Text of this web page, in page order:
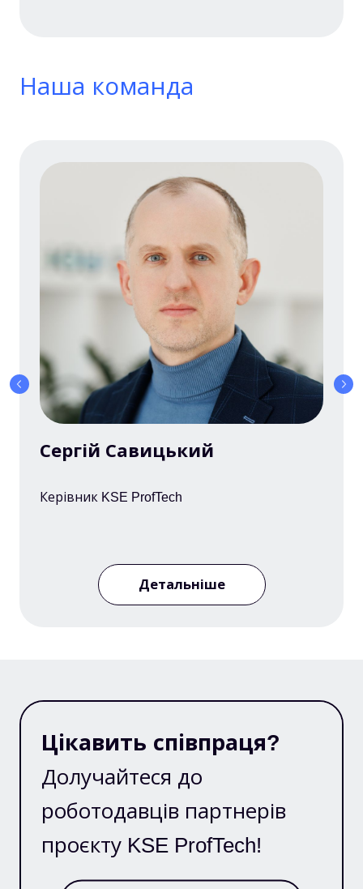
Наша команда
Сергій Савицький
Керівник KSE ProfTech
Детальніше
Цікавить співпраця?
Долучайтеся до
роботодавців партнерів
проєкту KSE ProfTech!